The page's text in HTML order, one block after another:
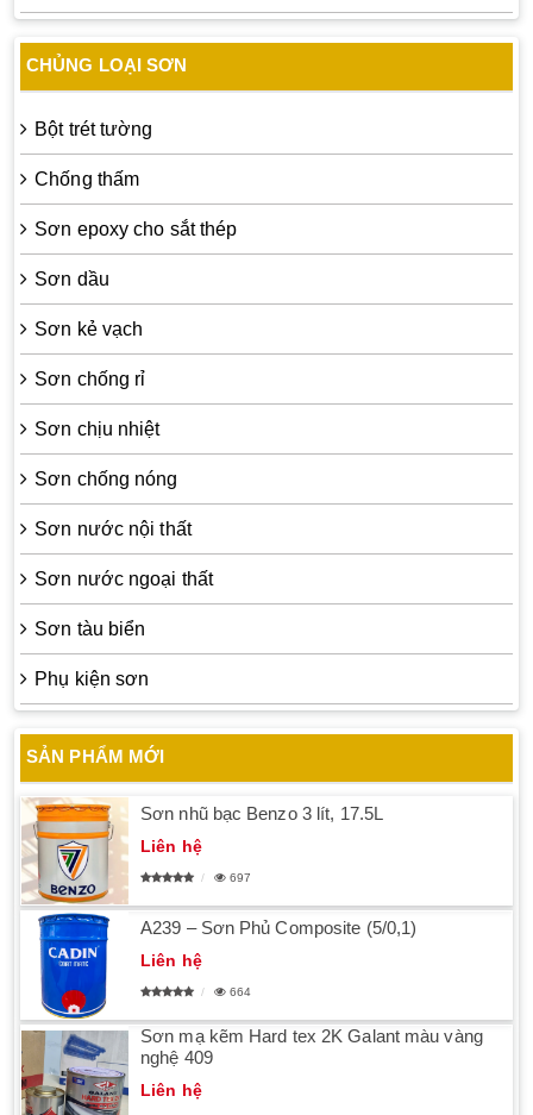
CHỦNG LOẠI SƠN
Bột trét tường
Chống thấm
Sơn epoxy cho sắt thép
Sơn dầu
Sơn kẻ vạch
Sơn chống rỉ
Sơn chịu nhiệt
Sơn chống nóng
Sơn nước nội thất
Sơn nước ngoại thất
Sơn tàu biển
Phụ kiện sơn
SẢN PHẨM MỚI
Sơn nhũ bạc Benzo 3 lít, 17.5L
Liên hệ
697
A239 – Sơn Phủ Composite (5/0,1)
Liên hệ
664
Sơn mạ kẽm Hard tex 2K Galant màu vàng
nghệ 409
Liên hệ